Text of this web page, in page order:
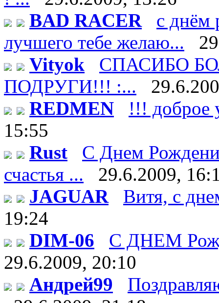
BAD RACER
с днём
лучшего тебе желаю...
Vityok
СПАСИБО
ПОДРУГИ!!! :...
REDMEN
!!! доброе
15:55
Rust
С Днем
счастья ...
29.6.2009,
JAGUAR
Витя, с
19:24
DIM-06
С ДНЕМ
29.6.2009, 20:10
Андрей99